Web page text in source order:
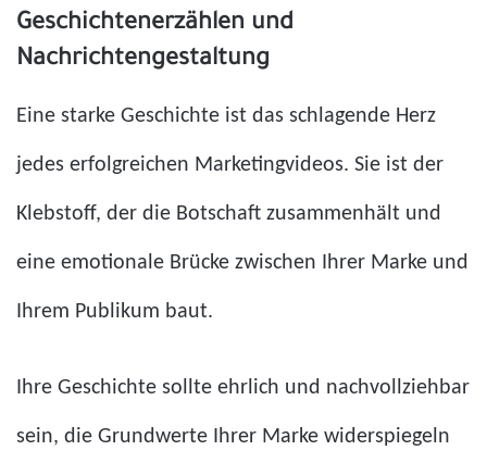
Geschichtenerzählen und
Nachrichtengestaltung
Eine starke Geschichte ist das schlagende Herz
jedes erfolgreichen Marketingvideos. Sie ist der
Klebstoff, der die Botschaft zusammenhält und
eine emotionale Brücke zwischen Ihrer Marke und
Ihrem Publikum baut.
Ihre Geschichte sollte ehrlich und nachvollziehbar
sein, die Grundwerte Ihrer Marke widerspiegeln